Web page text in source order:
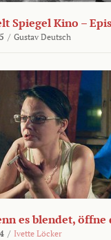
Spiegel Kino –
/ Gustav Deutsch
es blendet, öffne
/ Ivette Löcker